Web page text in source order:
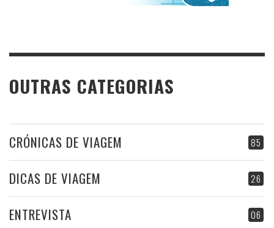
OUTRAS CATEGORIAS
85
CRÓNICAS DE VIAGEM
26
DICAS DE VIAGEM
06
ENTREVISTA